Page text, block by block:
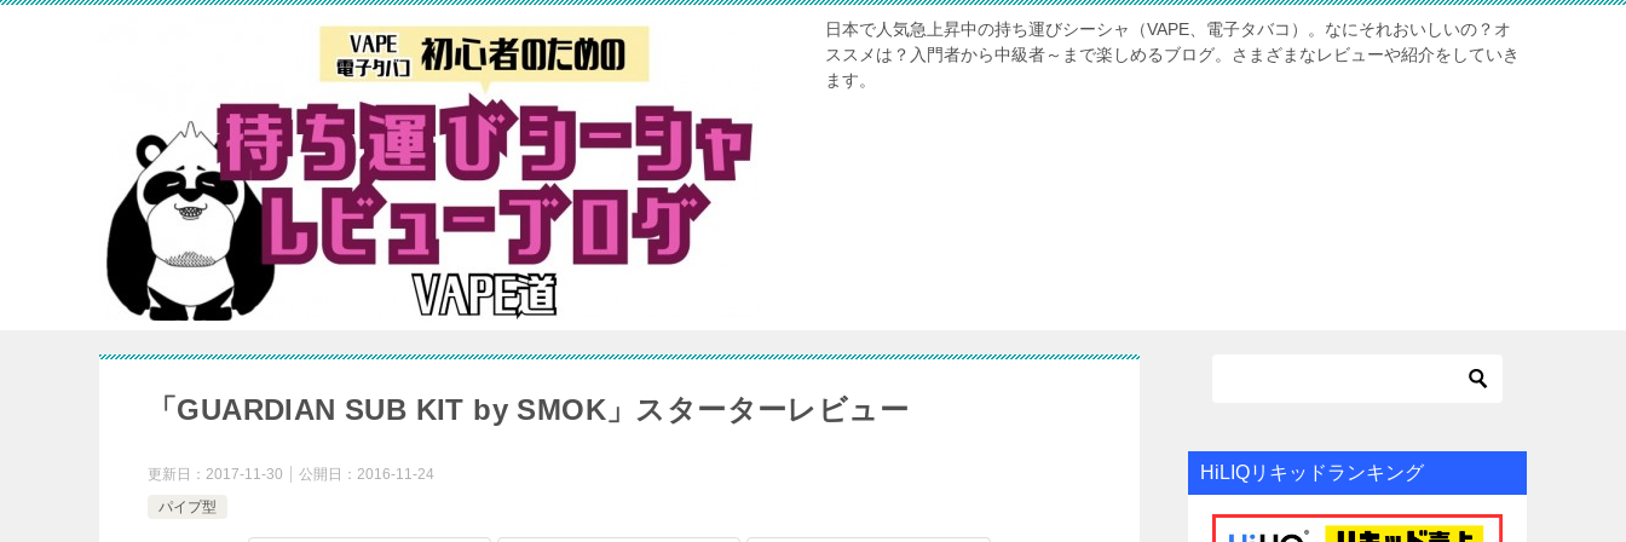
日本で人気急上昇中の持ち運びシーシャ（VAPE、電子タバコ）。なにそれおいしいの？オ
ススメは？入門者から中級者～まで楽しめるブログ。さまざまなレビューや紹介をしていき
ます。
「GUARDIAN SUB KIT by SMOK」スターターレビュー
更新日： 2017-11-30 公開日： 2016-11-24
パイプ型
HiLIQリキッドランキング